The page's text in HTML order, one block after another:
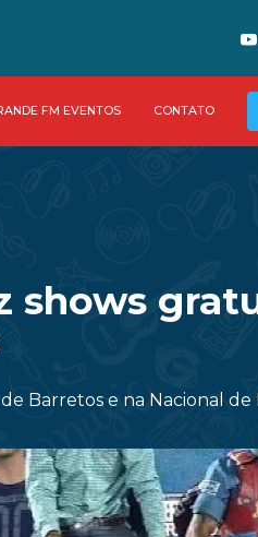
FM EVENTOS CONTATO
shows
Barretos e na Nacional de